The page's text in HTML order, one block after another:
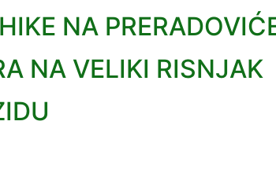
NA
NA VELIKI RISNJAK